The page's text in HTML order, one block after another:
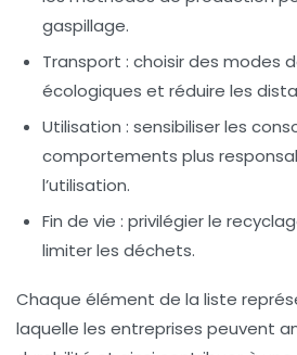
gaspillage.
Transport : choisir des modes
écologiques et réduire les
Utilisation : sensibiliser les
comportements plus
l’utilisation.
Fin de vie : privilégier le
limiter les déchets.
Chaque élément de la liste
laquelle les entreprises peuvent